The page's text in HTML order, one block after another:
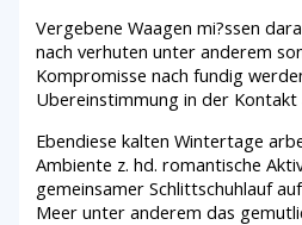
Vergebene Waagen mi?ssen
nach verhuten unter anderem
Kompromisse nach fundig
Ubereinstimmung in der
Ebendiese kalten Wintertage
Ambiente z. hd. romantische
gemeinsamer Schlittschuhlauf
Meer unter anderem das